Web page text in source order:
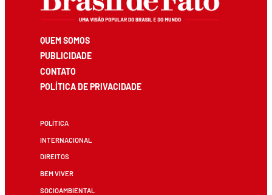
QUEM SOMOS
PUBLICIDADE
CONTATO
POLÍTICA DE PRIVACIDADE
POLÍTICA
INTERNACIONAL
DIREITOS
BEM VIVER
SOCIOAMBIENTAL